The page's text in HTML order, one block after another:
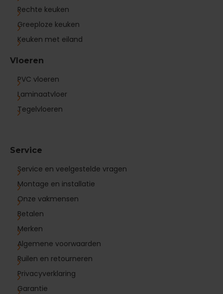
Rechte keuken
Greeploze keuken
Keuken met eiland
Vloeren
PVC vloeren
Laminaatvloer
Tegelvloeren
Service
Service en veelgestelde vragen
Montage en installatie
Onze vakmensen
Betalen
Merken
Algemene voorwaarden
Ruilen en retourneren
Privacyverklaring
Garantie